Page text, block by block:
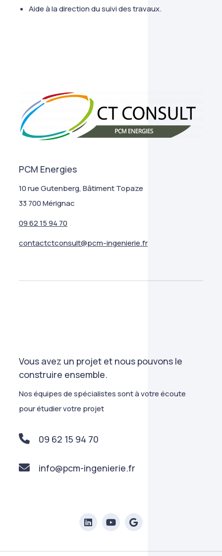
Aide à la direction du suivi des travaux.
PCM Energies
10 rue Gutenberg, Bâtiment Topaze
33 700 Mérignac
09 62 15 94 70
contactctconsult@pcm-ingenierie.fr
Vous avez un projet et nous pouvons le
construire ensemble.
Nos équipes de spécialistes sont à votre écoute
pour étudier votre projet
09 62 15 94 70
info@pcm-ingenierie.fr